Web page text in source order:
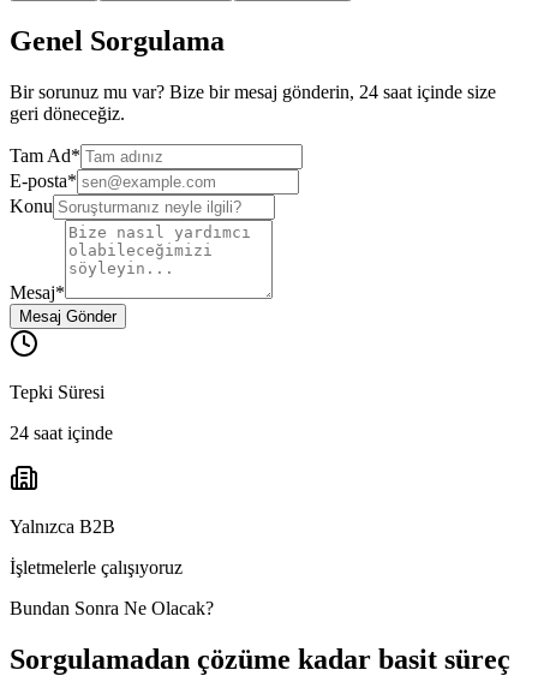
Genel Sorgulama
Bir sorunuz mu var? Bize bir mesaj gönderin, 24 saat içinde size
geri döneceğiz.
Tam Ad*
E-posta*
Konu
Mesaj*
Mesaj Gönder
Tepki Süresi
24 saat içinde
Yalnızca B2B
İşletmelerle çalışıyoruz
Bundan Sonra Ne Olacak?
Sorgulamadan çözüme kadar basit süreç